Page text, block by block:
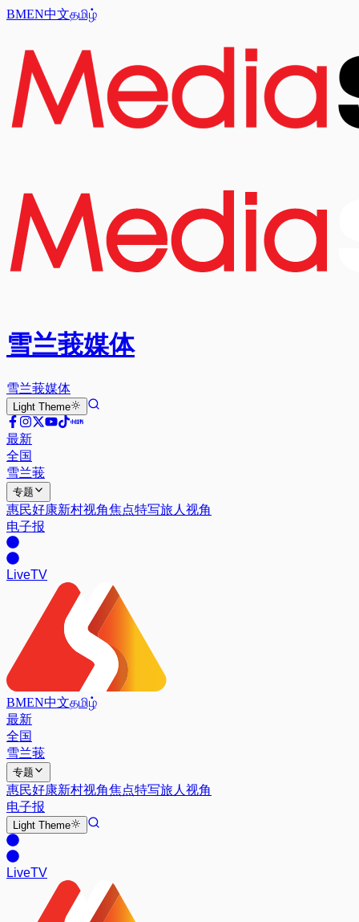
BMEN中文தமிழ்
雪兰莪媒体
雪兰莪媒体
Light Theme
最新
全国
雪兰莪
专题
惠民好康新村视角焦点特写旅人视角
电子报
LiveTV
BMEN中文தமிழ்
最新
全国
雪兰莪
专题
惠民好康新村视角焦点特写旅人视角
电子报
Light Theme
LiveTV